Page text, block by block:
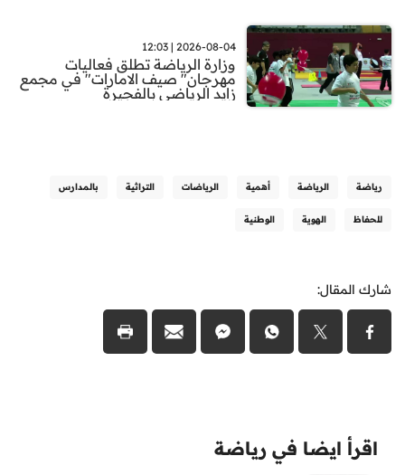
2026-08-04 | 12:03
وزارة الرياضة تطلق فعاليات
مهرجان" صيف الامارات" في مجمع
زايد الرياضي بالفجيرة
رياضة الرياضة أهمية الرياضات التراثية بالمدارس
للحفاظ الهوية الوطنية
شارك المقال:
اقرأ ايضا في رياضة